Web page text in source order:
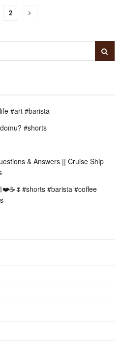
2
#art #barista
#shorts
& Answers || Cruise Ship
#barista #coffee